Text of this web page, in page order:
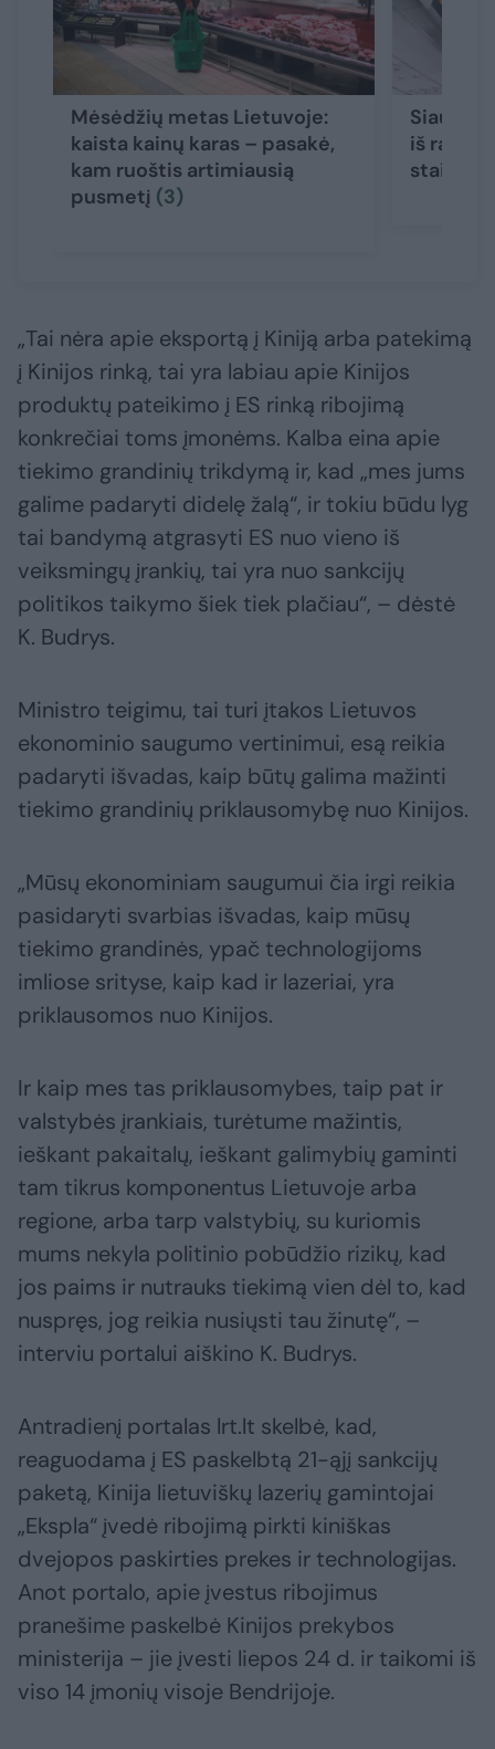
Mėsėdžių metas Lietuvoje:
kaista kainų karas – pasakė,
kam ruoštis artimiausią
pusmetį (3)
iš
staiga
„Tai nėra apie eksportą į Kiniją arba patekimą
į Kinijos rinką, tai yra labiau apie Kinijos
produktų pateikimo į ES rinką ribojimą
konkrečiai toms įmonėms. Kalba eina apie
tiekimo grandinių trikdymą ir, kad „mes jums
galime padaryti didelę žalą“, ir tokiu būdu lyg
tai bandymą atgrasyti ES nuo vieno iš
veiksmingų įrankių, tai yra nuo sankcijų
politikos taikymo šiek tiek plačiau“, – dėstė
K. Budrys.
Ministro teigimu, tai turi įtakos Lietuvos
ekonominio saugumo vertinimui, esą reikia
padaryti išvadas, kaip būtų galima mažinti
tiekimo grandinių priklausomybę nuo Kinijos.
„Mūsų ekonominiam saugumui čia irgi reikia
pasidaryti svarbias išvadas, kaip mūsų
tiekimo grandinės, ypač technologijoms
imliose srityse, kaip kad ir lazeriai, yra
priklausomos nuo Kinijos.
Ir kaip mes tas priklausomybes, taip pat ir
valstybės įrankiais, turėtume mažintis,
ieškant pakaitalų, ieškant galimybių gaminti
tam tikrus komponentus Lietuvoje arba
regione, arba tarp valstybių, su kuriomis
mums nekyla politinio pobūdžio rizikų, kad
jos paims ir nutrauks tiekimą vien dėl to, kad
nuspręs, jog reikia nusiųsti tau žinutę“, –
interviu portalui aiškino K. Budrys.
Antradienį portalas lrt.lt skelbė, kad,
reaguodama į ES paskelbtą 21-ąjį sankcijų
paketą, Kinija lietuviškų lazerių gamintojai
„Ekspla“ įvedė ribojimą pirkti kiniškas
dvejopos paskirties prekes ir technologijas.
Anot portalo, apie įvestus ribojimus
pranešime paskelbė Kinijos prekybos
ministerija – jie įvesti liepos 24 d. ir taikomi iš
viso 14 įmonių visoje Bendrijoje.